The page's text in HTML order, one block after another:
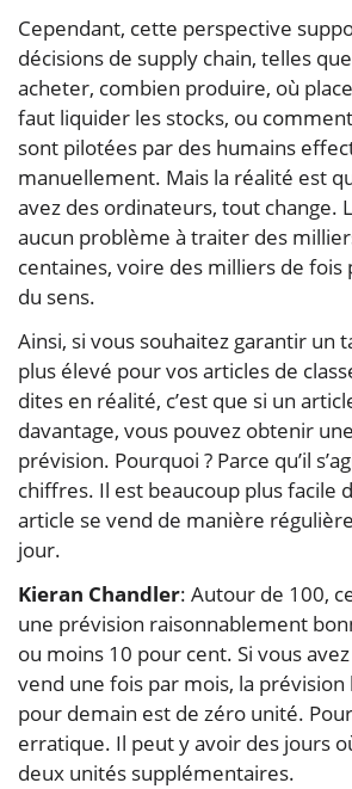
Cependant, cette perspective
décisions de supply chain, telles
acheter, combien produire, où
faut liquider les stocks, ou
sont pilotées par des humains
manuellement. Mais la réalité est
avez des ordinateurs, tout change.
aucun problème à traiter des
centaines, voire des milliers de fois
du sens.
Ainsi, si vous souhaitez garantir un
plus élevé pour vos articles de
dites en réalité, c’est que si un
davantage, vous pouvez obtenir
prévision. Pourquoi ? Parce qu’il
chiffres. Il est beaucoup plus facile
article se vend de manière
jour.
Kieran Chandler: Autour de 100,
une prévision raisonnablement
ou moins 10 pour cent. Si vous
vend une fois par mois, la prévision
pour demain est de zéro unité.
erratique. Il peut y avoir des jours
deux unités supplémentaires.